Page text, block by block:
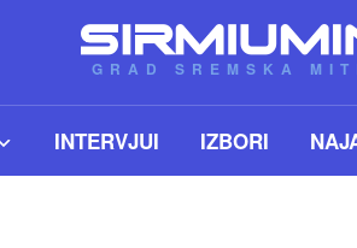
GRAD SREMSKA
INTERVJUI IZBORI